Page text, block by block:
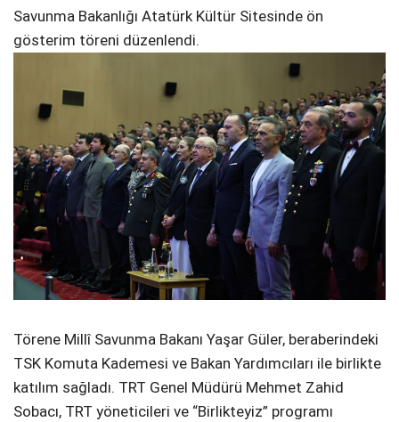
Savunma Bakanlığı Atatürk Kültür Sitesinde ön
gösterim töreni düzenlendi.
Törene Millî Savunma Bakanı Yaşar Güler, beraberindeki
TSK Komuta Kademesi ve Bakan Yardımcıları ile birlikte
katılım sağladı. TRT Genel Müdürü Mehmet Zahid
Sobacı, TRT yöneticileri ve “Birlikteyiz” programı